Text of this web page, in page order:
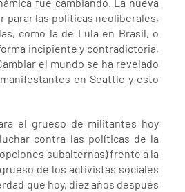
parar las políticas neoliberales,
como la de Lula en Brasil, o
incipiente y contradictoria,
el mundo se ha revelado
en Seattle y esto
el grueso de militantes hoy
contra las políticas de la
subalternas) frente a la
de los activistas sociales
que hoy, diez años después